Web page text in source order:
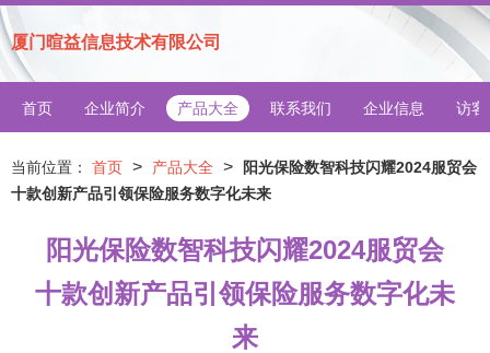
厦门暄益信息技术有限公司
首页 企业简介 产品大全 联系我们 企业信息 访客
当前位置： 首页 > 产品大全 >
阳光保险数智科技闪耀2024服贸会
十款创新产品引领保险服务数字化未来
阳光保险数智科技闪耀2024服贸会
十款创新产品引领保险服务数字化未
来